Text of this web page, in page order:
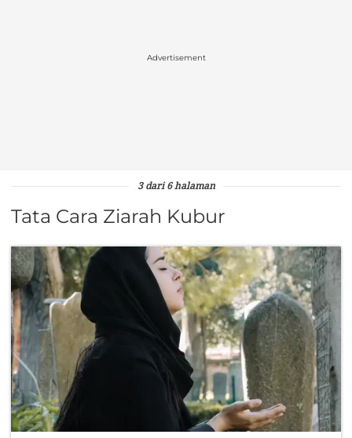
Advertisement
3 dari 6 halaman
Tata Cara Ziarah Kubur